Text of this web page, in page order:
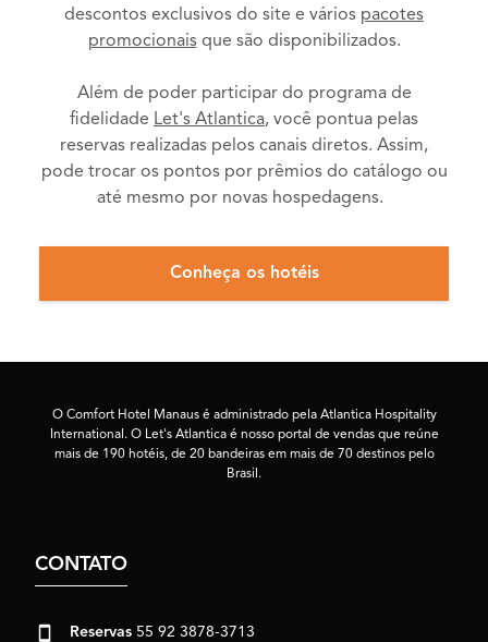
descontos exclusivos do site e vários pacotes
promocionaisque são disponibilizados.
Além de poder participar do programa de
fidelidade Let's Atlantica, você pontua pelas
reservas realizadas pelos canais diretos. Assim,
pode trocar os pontos por prêmios do catálogo ou
até mesmo por novas hospedagens.
Conheça os hotéis
O Comfort Hotel Manaus é administrado pela Atlantica Hospitality
International. O Let's Atlantica é nosso portal de vendas que reúne
mais de 190 hotéis, de 20 bandeiras em mais de 70 destinos pelo
Brasil.
CONTATO
Reservas 55 92 3878-3713